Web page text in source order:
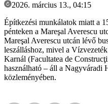
2026. március 13., 04:15
Építkezési munkálatok miatt a
pénteken a Mareşal Averescu
Mareşal Averescu utcán lévő
leszálláshoz, mivel a
Karnál (Facultatea de
használható – áll a
közleményében.